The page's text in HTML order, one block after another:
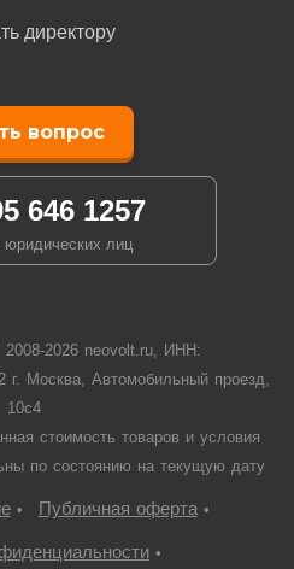
директору
вопрос
646 1257
юридических лиц
2026neovolt.ru, ИНН:
г. Москва, Автомобильный проезд,
10с4
стоимость товаров и условия
по состоянию на текущую дату
• Публичная оферта•
•